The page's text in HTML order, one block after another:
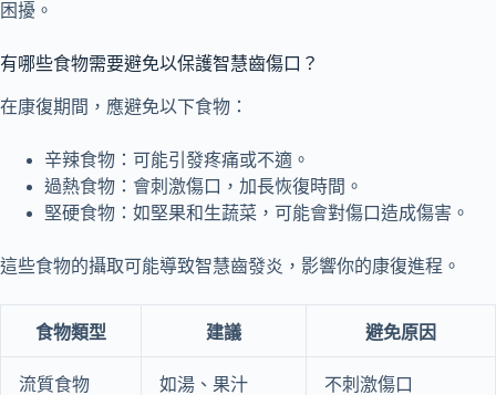
困擾。
有哪些食物需要避免以保護智慧齒傷口？
在康復期間，應避免以下食物：
辛辣食物：可能引發疼痛或不適。
過熱食物：會刺激傷口，加長恢復時間。
堅硬食物：如堅果和生蔬菜，可能會對傷口造成傷害。
這些食物的攝取可能導致智慧齒發炎，影響你的康復進程。
食物類型 建議 避免原因
流質食物 如湯、果汁 不刺激傷口